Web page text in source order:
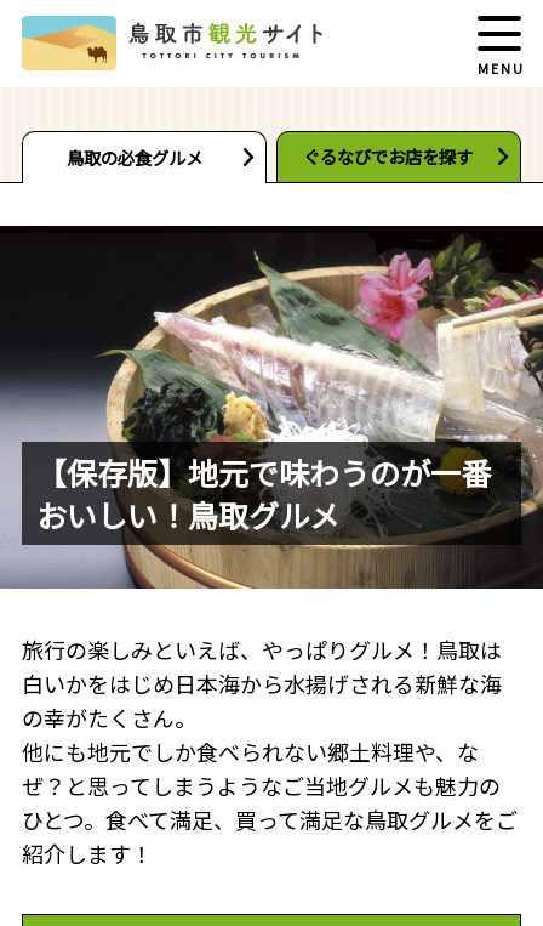
MENU
鳥取の必食グルメ ぐるなびでお店を探す
【保存版】地元で味わうのが一番
おいしい！鳥取グルメ
旅行の楽しみといえば、やっぱりグルメ！鳥取は
白いかをはじめ日本海から水揚げされる新鮮な海
の幸がたくさん。
他にも地元でしか食べられない郷土料理や、な
ぜ？と思ってしまうようなご当地グルメも魅力の
ひとつ。食べて満足、買って満足な鳥取グルメをご
紹介します！